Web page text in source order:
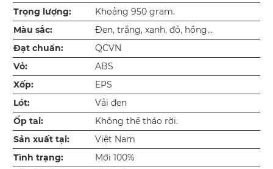
Trọng lượng:
Khoảng 950 gram.
Màu sắc:
Đen, trắng, xanh, đỏ, hồng,..
Đạt chuẩn:
QCVN
Vỏ:
ABS
Xốp:
EPS
Lót:
Vải đen
Ốp tai:
Không thể tháo rời.
Sản xuất tại:
Việt Nam
Tình trạng:
Mới 100%